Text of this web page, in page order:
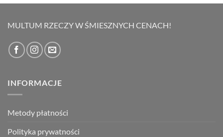
wynosiła:wynosi:
MULTUM RZECZY W ŚMIESZNYCH CENACH!
INFORMACJE
Metody płatności
Polityka prywatności